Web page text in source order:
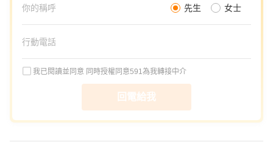
先生 女士
我已閱讀並同意 同時授權同意591為我轉接中介
回電給我